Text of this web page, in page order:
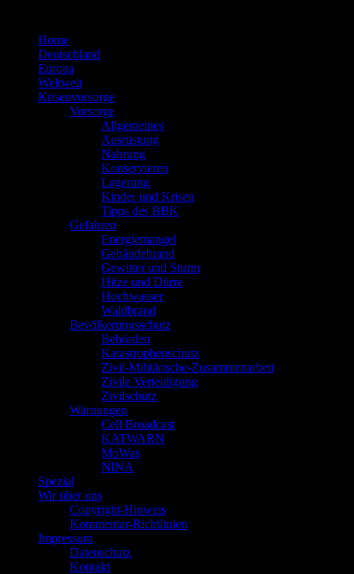
springenHome
Deutschland
Europa
Weltweit
Krisenvorsorge
Vorsorge
Allgemeines
Ausrüstung
Nahrung
Konservieren
Lagerung
Kinder und Krisen
Tipps des BBK
Gefahren
Energiemangel
Gebäudebrand
Gewitter und Sturm
Hitze und Dürre
Hochwasser
Waldbrand
Bevölkerungsschutz
Behörden
Katastrophenschutz
Zivil-Militärische-Zusammenarbeit
Zivile Verteidigung
Zivilschutz
Warnungen
Cell Broadcast
KATWARN
MoWas
NINA
Spezial
Wir über uns
Copyright-Hinweis
Kommentar-Richtlinien
Impressum
Datenschutz
Kontakt